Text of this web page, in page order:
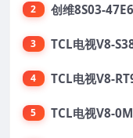
2 创维8S03-
3
4
5